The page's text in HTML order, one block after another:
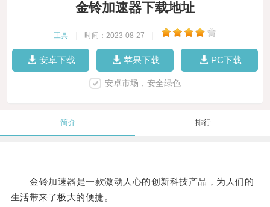
金铃加速器下载地址
工具 时间：2023-08-27
安卓下载 苹果下载 PC下载
安卓市场，安全绿色
简介 排行
金铃加速器是一款激动人心的创新科技产品，为人们的
生活带来了极大的便捷。